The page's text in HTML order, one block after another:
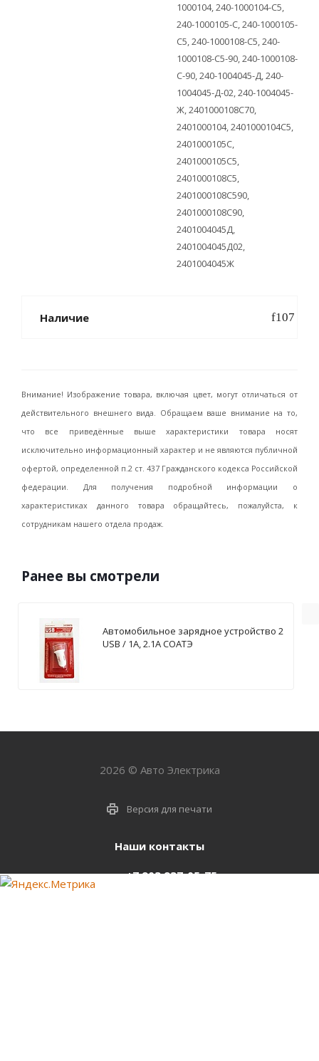
1000104, 240-1000104-С5,
240-1000105-С, 240-1000105-
С5, 240-1000108-С5, 240-
1000108-С5-90, 240-1000108-
С-90, 240-1004045-Д, 240-
1004045-Д-02, 240-1004045-
Ж, 2401000108С70,
2401000104, 2401000104С5,
2401000105С,
2401000105С5,
2401000108С5,
2401000108С590,
2401000108С90,
2401004045Д,
2401004045Д02,
2401004045Ж
Наличие
Внимание! Изображение товара, включая цвет, могут отличаться от
действительного внешнего вида. Обращаем ваше внимание на то,
что все приведённые выше характеристики товара носят
исключительно информационный характер и не являются публичной
офертой, определенной п.2 ст. 437 Гражданского кодекса Российской
федерации. Для получения подробной информации о
характеристиках данного товара обращайтесь, пожалуйста, к
сотрудникам нашего отдела продаж.
Ранее вы смотрели
Автомобильное зарядное устройство 2
USB / 1А, 2.1А СОАТЭ
2026 © Авто Электрика
Версия для печати
Наши контакты
+7 903 937-05-75